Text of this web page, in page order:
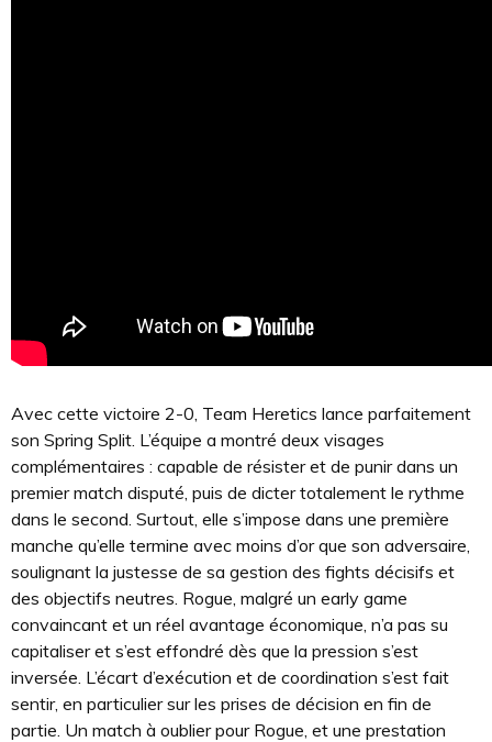
Avec cette victoire 2-0, Team Heretics lance parfaitement
son Spring Split. L’équipe a montré deux visages
complémentaires : capable de résister et de punir dans un
premier match disputé, puis de dicter totalement le rythme
dans le second. Surtout, elle s’impose dans une première
manche qu’elle termine avec moins d’or que son adversaire,
soulignant la justesse de sa gestion des fights décisifs et
des objectifs neutres. Rogue, malgré un early game
convaincant et un réel avantage économique, n’a pas su
capitaliser et s’est effondré dès que la pression s’est
inversée. L’écart d’exécution et de coordination s’est fait
sentir, en particulier sur les prises de décision en fin de
partie. Un match à oublier pour Rogue, et une prestation